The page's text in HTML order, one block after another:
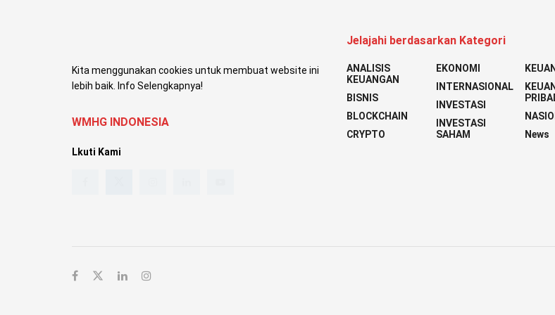
Kita menggunakan cookies untuk membuat website ini
lebih baik. Info Selengkapnya!
WMHG INDONESIA
Lkuti Kami
Jelajahi berdasarkan Kategori
ANALISIS
KEUANGAN
BISNIS
BLOCKCHAIN
CRYPTO
EKONOMI
INTERNASIONAL
INVESTASI
INVESTASI
SAHAM
News